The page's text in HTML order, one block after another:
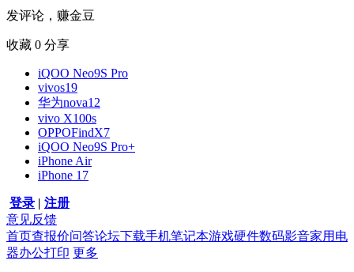
发评论，赚金豆
收藏 0 分享
iQOO Neo9S Pro
vivos19
华为nova12
vivo X100s
OPPOFindX7
iQOO Neo9S Pro+
iPhone Air
iPhone 17
登录 | 注册
意见反馈
首页查报价问答论坛下载手机笔记本游戏硬件数码影音家用电
器办公打印 更多